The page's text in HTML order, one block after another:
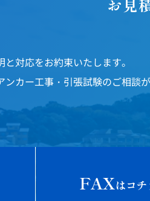
お見
対応をお約束いたします。
カー工事・引張試験のご相談
FAXはコチ